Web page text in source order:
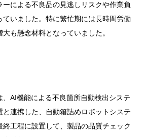
による不良品の見逃しリスクや作業負
いました。特に繁忙期には長時間労働
も懸念材料となっていました。
、AI機能による不良箇所自動検出システ
と連携した、自動箱詰めロボットシステ
工程に設置して、製品の品質チェック